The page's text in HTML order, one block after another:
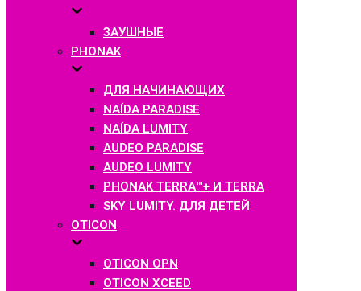
ЗАУШНЫЕ
PHONAK
ДЛЯ НАЧИНАЮЩИХ
NAÍDA PARADISE
NAÍDA LUMITY
AUDEO PARADISE
AUDEO LUMITY
PHONAK TERRA™+ И TERRA
SKY LUMITY. ДЛЯ ДЕТЕЙ
OTICON
OTICON OPN
OTICON XCEED